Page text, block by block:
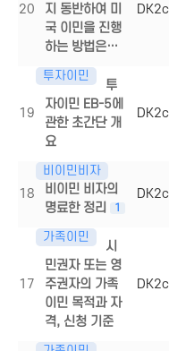
20
지 동반하여 미
국 이민을 진행
하는 방법은…
19
투자이민
투
자이민 EB-5에
관한 초간단 개
요
18
비이민비자
비이민 비자의
명료한 정리
1
17
가족이민
시
민권자 또는 영
주권자의 가족
이민 목적과 자
격, 신청 기준